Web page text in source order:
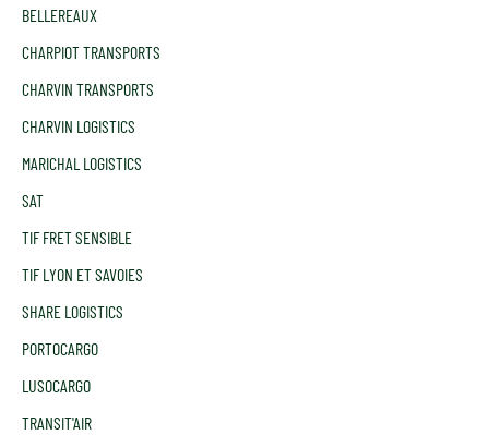
BELLEREAUX
CHARPIOT TRANSPORTS
CHARVIN TRANSPORTS
CHARVIN LOGISTICS
MARICHAL LOGISTICS
SAT
TIF FRET SENSIBLE
TIF LYON ET SAVOIES
SHARE LOGISTICS
PORTOCARGO
LUSOCARGO
TRANSIT'AIR